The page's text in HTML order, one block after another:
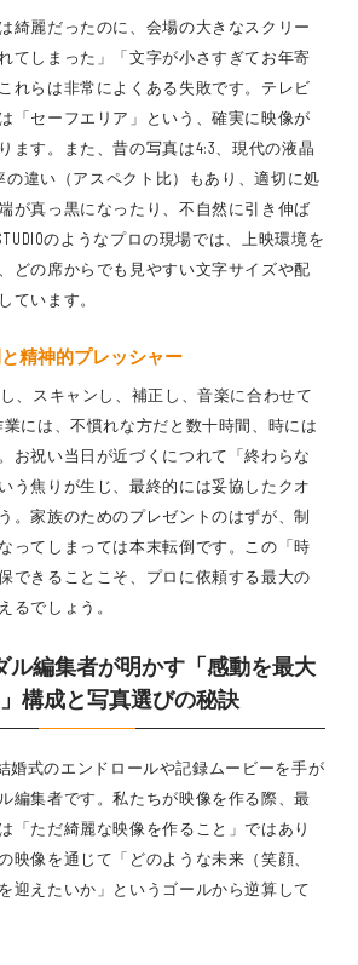
綺麗だったのに、会場の大きなスクリー
てしまった」「文字が小さすぎてお年寄
れらは非常によくある失敗です。テレビ
「セーフエリア」という、確実に映像が
ます。また、昔の写真は4:3、現代の液晶
の違い（アスペクト比）もあり、適切に処
が真っ黒になったり、不自然に引き伸ば
のようなプロの現場では、上映環境を
どの席からでも見やすい文字サイズや配
ています。
精神的プレッシャー
、スキャンし、補正し、音楽に合わせて
には、不慣れな方だと数十時間、時には
お祝い当日が近づくにつれて「終わらな
う焦りが生じ、最終的には妥協したクオ
。家族のためのプレゼントのはずが、制
ってしまっては本末転倒です。この「時
できることこそ、プロに依頼する最大の
るでしょう。
ル編集者が明かす「感動を最大
構成と写真選びの秘訣
婚式のエンドロールや記録ムービーを手が
編集者です。私たちが映像を作る際、最
「ただ綺麗な映像を作ること」ではあり
映像を通じて「どのような未来（笑顔、
迎えたいか」というゴールから逆算して